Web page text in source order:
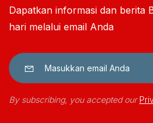
Dapatkan informasi dan berita
hari melalui email Anda
By subscribing, you accepted our